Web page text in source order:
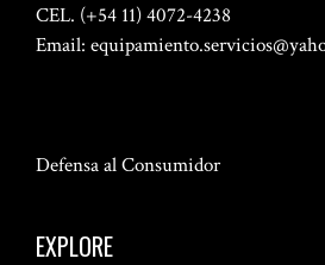
CEL. (+54 11) 4072-4238
Email:
Defensa al Consumidor
EXPLORE